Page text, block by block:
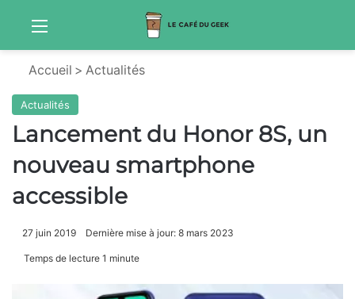
Menu
Accueil > Actualités
Actualités
Lancement du Honor 8S, un
nouveau smartphone
accessible
27 juin 2019 Dernière mise à jour: 8 mars 2023
Temps de lecture 1 minute